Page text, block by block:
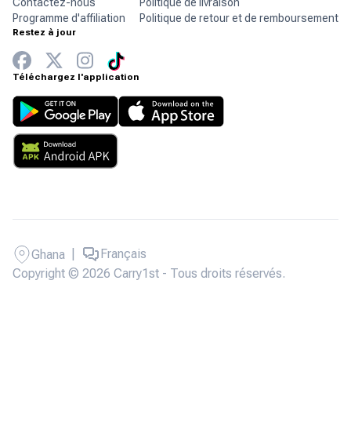
Contactez-nous
Programme d'affiliation
Politique de livraison
Politique de retour et de remboursement
Restez à jour
Téléchargez l'application
Copyright © 2026 Carry1st - Tous droits réservés.
Ghana Français